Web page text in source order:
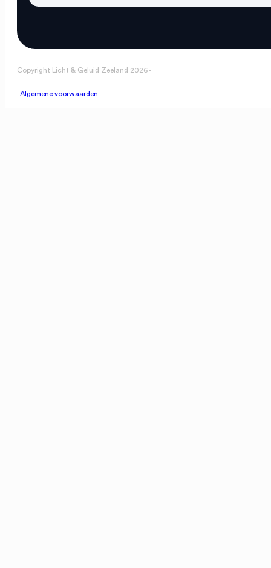
Copyright Licht & Geluid Zeeland 2026 -
Algemene voorwaarden